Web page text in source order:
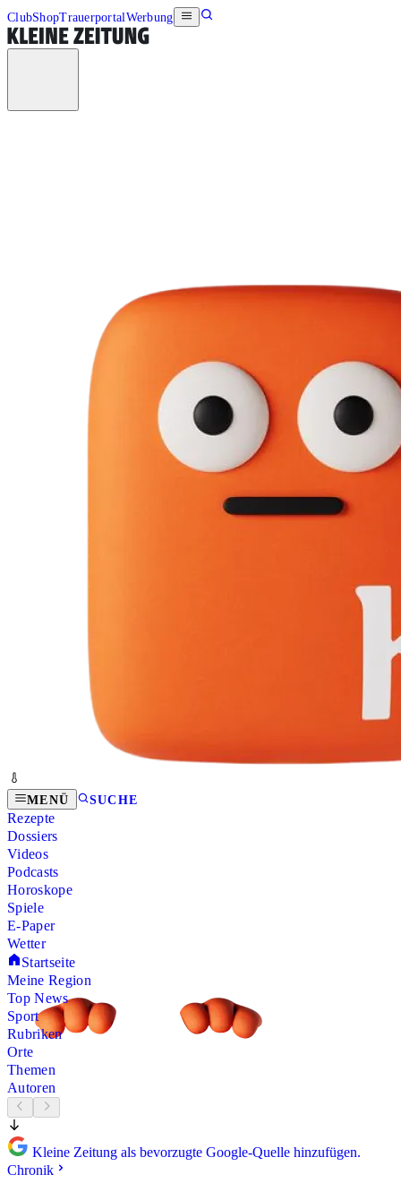
ClubShopTrauerportalWerbung
MENÜ SUCHE
Rezepte
Dossiers
Videos
Podcasts
Horoskope
Spiele
E-Paper
Wetter
Startseite
Meine Region
Top News
Sport
Rubriken
Orte
Themen
Autoren
Kleine Zeitung als bevorzugte Google-Quelle hinzufügen.
Chronik